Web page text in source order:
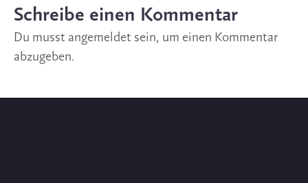
Schreibe einen Kommentar
Du musst angemeldet sein, um einen Kommentar
abzugeben.